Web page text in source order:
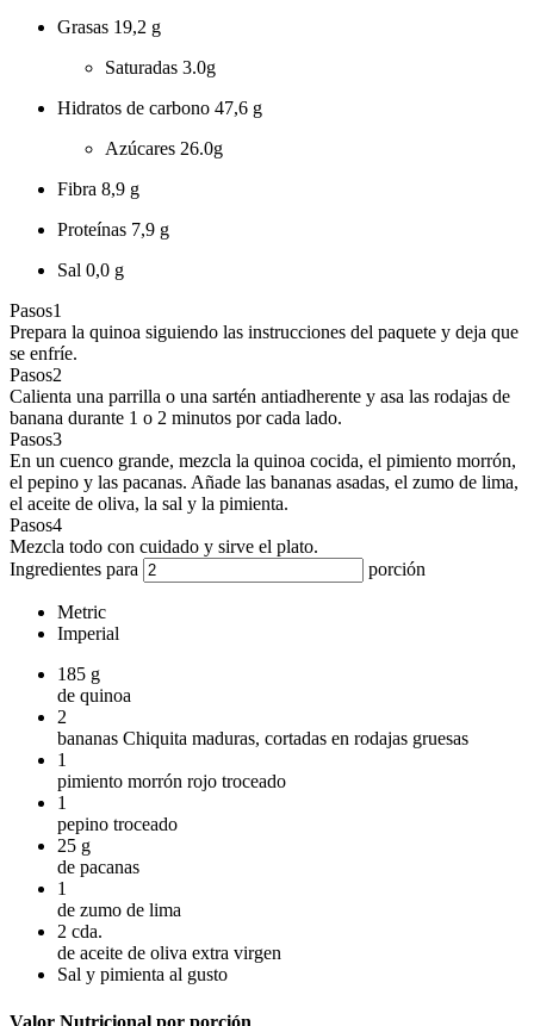
Grasas 19,2 g
Saturadas 3.0g
Hidratos de carbono 47,6 g
Azúcares 26.0g
Fibra 8,9 g
Proteínas 7,9 g
Sal 0,0 g
Pasos1
Prepara la quinoa siguiendo las instrucciones del paquete y deja que
se enfríe.
Pasos2
Calienta una parrilla o una sartén antiadherente y asa las rodajas de
banana durante 1 o 2 minutos por cada lado.
Pasos3
En un cuenco grande, mezcla la quinoa cocida, el pimiento morrón,
el pepino y las pacanas. Añade las bananas asadas, el zumo de lima,
el aceite de oliva, la sal y la pimienta.
Pasos4
Mezcla todo con cuidado y sirve el plato.
Ingredientes para
porción
Metric
Imperial
185 g
de quinoa
2
bananas Chiquita maduras, cortadas en rodajas gruesas
1
pimiento morrón rojo troceado
1
pepino troceado
25 g
de pacanas
1
de zumo de lima
2 cda.
de aceite de oliva extra virgen
Sal y pimienta al gusto
Valor Nutricional por porción